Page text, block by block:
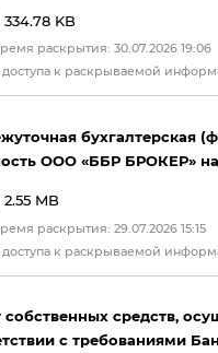
334.78 KB
раскрытия: 30.07.2026 19:06
к раскрываемой
бухгалтерская
ООО «ББР БРОКЕР» на
2.55 MB
раскрытия: 29.07.2026 15:15
к раскрываемой
собственных средств,
с требованиями